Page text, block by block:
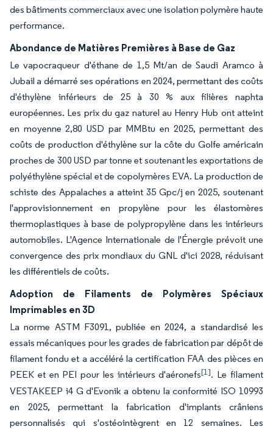
des bâtiments commerciaux avec une isolation polymère haute
performance.
Abondance de Matières Premières à Base de Gaz
Le vapocraqueur d'éthane de 1,5 Mt/an de Saudi Aramco à
Jubail a démarré ses opérations en 2024, permettant des coûts
d'éthylène inférieurs de 25 à 30 % aux filières naphta
européennes. Les prix du gaz naturel au Henry Hub ont atteint
en moyenne 2,80 USD par MMBtu en 2025, permettant des
coûts de production d'éthylène sur la côte du Golfe américain
proches de 300 USD par tonne et soutenant les exportations de
polyéthylène spécial et de copolymères EVA. La production de
schiste des Appalaches a atteint 35 Gpc/j en 2025, soutenant
l'approvisionnement en propylène pour les élastomères
thermoplastiques à base de polypropylène dans les intérieurs
automobiles. L'Agence Internationale de l'Énergie prévoit une
convergence des prix mondiaux du GNL d'ici 2028, réduisant
les différentiels de coûts.
Adoption de Filaments de Polymères Spéciaux
Imprimables en 3D
La norme ASTM F3091, publiée en 2024, a standardisé les
essais mécaniques pour les grades de fabrication par dépôt de
filament fondu et a accéléré la certification FAA des pièces en
PEEK et en PEI pour les intérieurs d'aéronefs[1]. Le filament
VESTAKEEP i4 G d'Evonik a obtenu la conformité ISO 10993
en 2025, permettant la fabrication d'implants crâniens
personnalisés qui s'ostéointègrent en 12 semaines. Les